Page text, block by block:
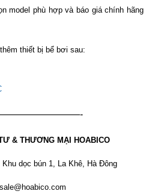
model phù hợp và báo giá chính hãng
thiết bị bể bơi sau:
& THƯƠNG MẠI HOABICO
Khu dọc bún 1, La Khê, Hà Đông
sale@hoabico.com